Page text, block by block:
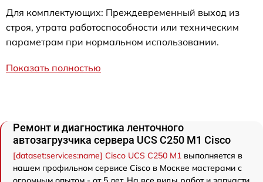
Для комплектующих: Преждевременный выход из
строя, утрата работоспособности или техническим
параметрам при нормальном использовании.
Показать полностью
Ремонт и диагностика ленточного
автозагрузчика сервера UCS C250 M1 Cisco
[dataset:services:name] Cisco UCS C250 M1 выполняется в
нашем профильном сервисе Cisco в Москве мастерами с